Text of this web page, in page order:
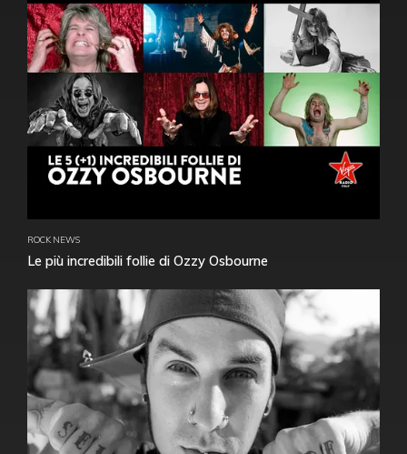
ROCK NEWS
Le più incredibili follie di Ozzy Osbourne